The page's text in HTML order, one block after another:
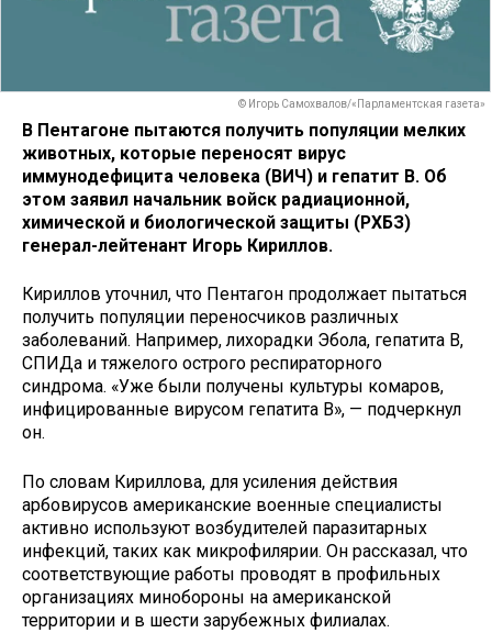
© Игорь Самохвалов/«Парламентская газета»
В Пентагоне пытаются получить популяции мелких
животных, которые переносят вирус
иммунодефицита человека (ВИЧ) и гепатит В. Об
этом заявил начальник войск радиационной,
химической и биологической защиты (РХБЗ)
генерал-лейтенант Игорь Кириллов.
Кириллов уточнил, что Пентагон продолжает пытаться
получить популяции переносчиков различных
заболеваний. Например, лихорадки Эбола, гепатита В,
СПИДа и тяжелого острого респираторного
синдрома. «Уже были получены культуры комаров,
инфицированные вирусом гепатита В», — подчеркнул
он.
По словам Кириллова, для усиления действия
арбовирусов американские военные специалисты
активно используют возбудителей паразитарных
инфекций, таких как микрофилярии. Он рассказал, что
соответствующие работы проводят в профильных
организациях минобороны на американской
территории и в шести зарубежных филиалах.